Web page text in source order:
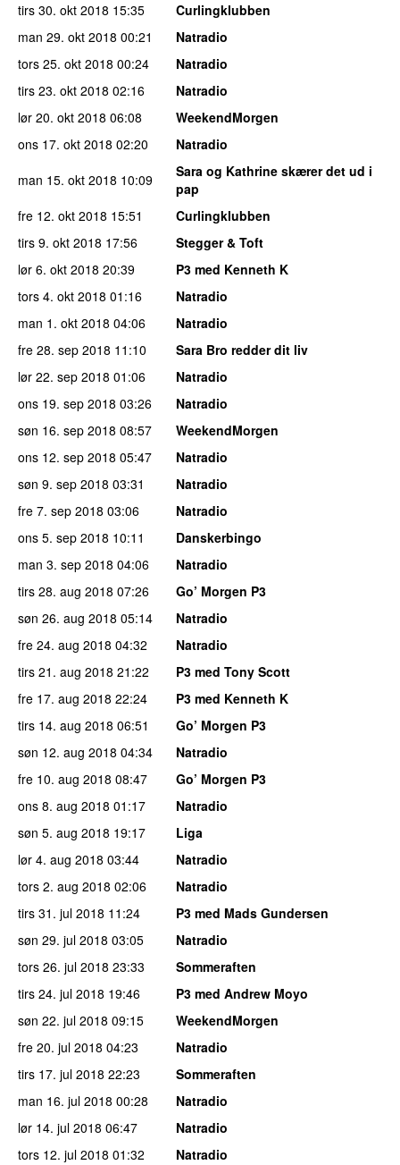
tirs 30. okt 2018 15:35
Curlingklubben
man 29. okt 2018 00:21
Natradio
tors 25. okt 2018 00:24
Natradio
tirs 23. okt 2018 02:16
Natradio
lør 20. okt 2018 06:08
WeekendMorgen
ons 17. okt 2018 02:20
Natradio
man 15. okt 2018 10:09
Sara og Kathrine skærer det ud i
pap
fre 12. okt 2018 15:51
Curlingklubben
tirs 9. okt 2018 17:56
Stegger & Toft
lør 6. okt 2018 20:39
P3 med Kenneth K
tors 4. okt 2018 01:16
Natradio
man 1. okt 2018 04:06
Natradio
fre 28. sep 2018 11:10
Sara Bro redder dit liv
lør 22. sep 2018 01:06
Natradio
ons 19. sep 2018 03:26
Natradio
søn 16. sep 2018 08:57
WeekendMorgen
ons 12. sep 2018 05:47
Natradio
søn 9. sep 2018 03:31
Natradio
fre 7. sep 2018 03:06
Natradio
ons 5. sep 2018 10:11
Danskerbingo
man 3. sep 2018 04:06
Natradio
tirs 28. aug 2018 07:26
Go’ Morgen P3
søn 26. aug 2018 05:14
Natradio
fre 24. aug 2018 04:32
Natradio
tirs 21. aug 2018 21:22
P3 med Tony Scott
fre 17. aug 2018 22:24
P3 med Kenneth K
tirs 14. aug 2018 06:51
Go’ Morgen P3
søn 12. aug 2018 04:34
Natradio
fre 10. aug 2018 08:47
Go’ Morgen P3
ons 8. aug 2018 01:17
Natradio
søn 5. aug 2018 19:17
Liga
lør 4. aug 2018 03:44
Natradio
tors 2. aug 2018 02:06
Natradio
tirs 31. jul 2018 11:24
P3 med Mads Gundersen
søn 29. jul 2018 03:05
Natradio
tors 26. jul 2018 23:33
Sommeraften
tirs 24. jul 2018 19:46
P3 med Andrew Moyo
søn 22. jul 2018 09:15
WeekendMorgen
fre 20. jul 2018 04:23
Natradio
tirs 17. jul 2018 22:23
Sommeraften
man 16. jul 2018 00:28
Natradio
lør 14. jul 2018 06:47
Natradio
tors 12. jul 2018 01:32
Natradio